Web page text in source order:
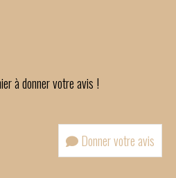
à donner votre avis !
Donner votre avis